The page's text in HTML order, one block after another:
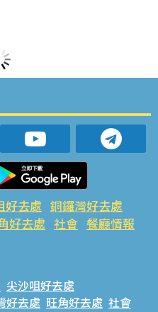
好去處 銅鑼灣好去處
好去處 社會 餐廳情報
尖沙咀好去處
好去處 旺角好去處 社會